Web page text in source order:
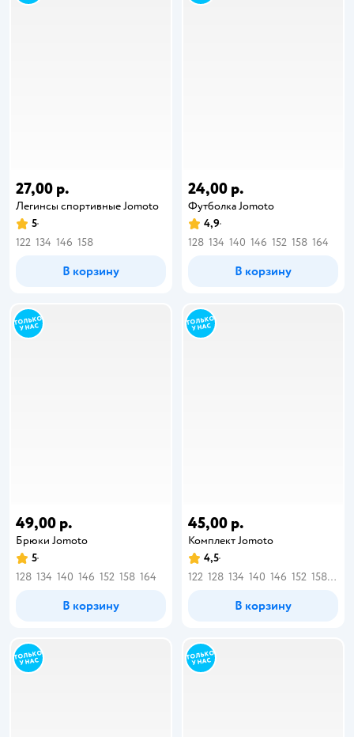
27,00 р.
Легинсы спортивные Jomoto
5
122 134 146 158
В корзину
24,00 р.
Футболка Jomoto
4,9
128 134 140 146 152 158 164
В корзину
49,00 р.
Брюки Jomoto
5
128 134 140 146 152 158 164
В корзину
45,00 р.
Комплект Jomoto
4,5
122 128 134 140 146 152 158 164
В корзину